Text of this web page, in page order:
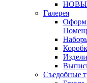
Галерея
Съедобные